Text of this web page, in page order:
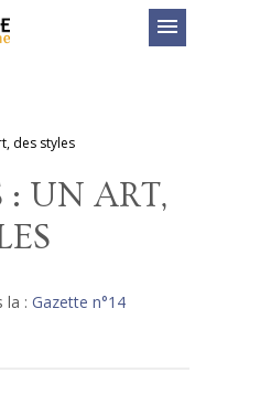
menu
des styles
: UN ART,
la : Gazette n°14